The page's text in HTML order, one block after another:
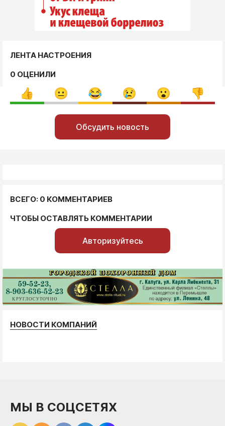
ЛЕНТА НАСТРОЕНИЯ
0 ОЦЕНИЛИ
Обсудить новость
ВСЕГО: 0 КОММЕНТАРИЕВ
ЧТОБЫ ОСТАВЛЯТЬ КОММЕНТАРИИ
Авторизуйтесь
НОВОСТИ КОМПАНИЙ
МЫ В СОЦСЕТЯХ